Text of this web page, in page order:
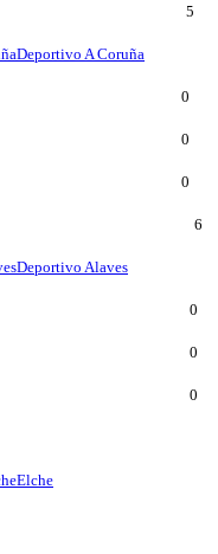
5
Deportivo A Coruña
0
0
0
6
Deportivo Alaves
0
0
0
Elche